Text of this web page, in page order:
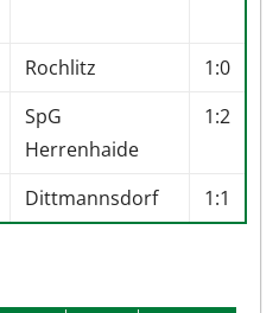
Rochlitz
1:0
SpG
Herrenhaide
1:2
Dittmannsdorf 1:1